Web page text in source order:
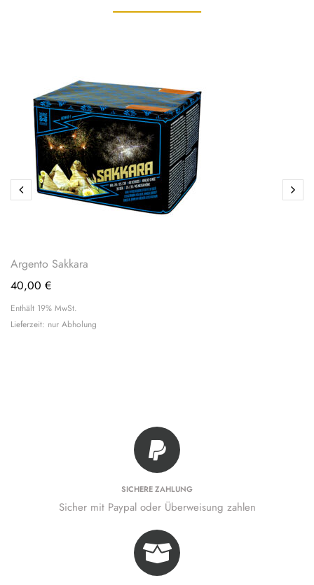
Argento Sakkara
40,00 €
Enthält 19% MwSt.
Lieferzeit: nur Abholung
SICHERE ZAHLUNG
Sicher mit Paypal oder Überweisung zahlen